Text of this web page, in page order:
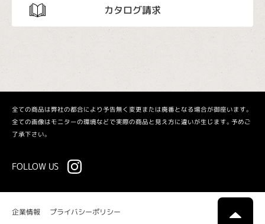
カタログ請求
全ての商品は弊社の都合により予告無く変更または廃番となる場合が御座います。
全ての画像はモニターの環境などで実際の商品と見え方に違いが生じます。予めご
了承下さい。
FOLLOW US
企業情報 プライバシーポリシー